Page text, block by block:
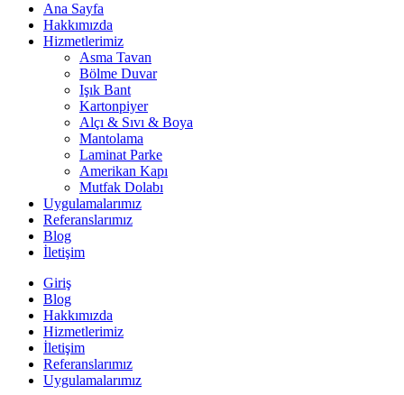
Ana Sayfa
Hakkımızda
Hizmetlerimiz
Asma Tavan
Bölme Duvar
Işık Bant
Kartonpiyer
Alçı & Sıvı & Boya
Mantolama
Laminat Parke
Amerikan Kapı
Mutfak Dolabı
Uygulamalarımız
Referanslarımız
Blog
İletişim
Giriş
Blog
Hakkımızda
Hizmetlerimiz
İletişim
Referanslarımız
Uygulamalarımız